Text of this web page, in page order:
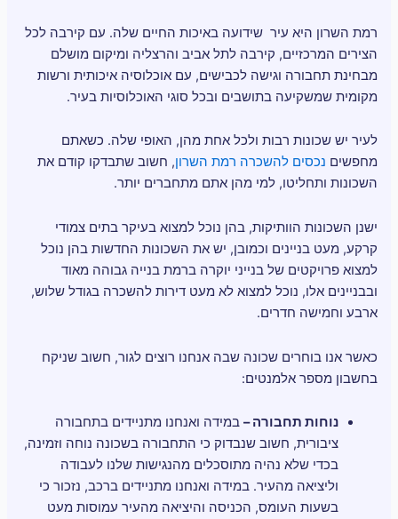
רמת השרון היא עיר שידועה באיכות החיים שלה. עם קירבה לכל
הצירים המרכזיים, קירבה לתל אביב והרצליה ומיקום מושלם
מבחינת תחבורה וגישה לכבישים, עם אוכלוסיה איכותית ורשות
מקומית שמשקיעה בתושבים ובכל סוגי האוכלוסיות בעיר.
לעיר יש שכונות רבות ולכל אחת מהן, האופי שלה. כשאתם
מחפשיםנכסים להשכרה רמת השרון, חשוב שתבדקו קודם את
השכונות ותחליטו, למי מהן אתם מתחברים יותר.
ישנן השכונות הוותיקות, בהן נוכל למצוא בעיקר בתים צמודי
קרקע, מעט בניינים וכמובן, יש את השכונות החדשות בהן נוכל
למצוא פרויקטים של בנייני יוקרה ברמת בנייה גבוהה מאוד
ובבניינים אלו, נוכל למצוא לא מעט דירות להשכרה בגודל שלוש,
ארבע וחמישה חדרים.
כאשר אנו בוחרים שכונה שבה אנחנו רוצים לגור, חשוב שניקח
בחשבון מספר אלמנטים:
נוחות תחבורה –במידה ואנחנו מתניידים בתחבורה
ציבורית, חשוב שנבדוק כי התחבורה בשכונה נוחה וזמינה,
בכדי שלא נהיה מתוסכלים מהנגישות שלנו לעבודה
וליציאה מהעיר. במידה ואנחנו מתניידים ברכב, נזכור כי
בשעות העומס, הכניסה והיציאה מהעיר עמוסות מעט